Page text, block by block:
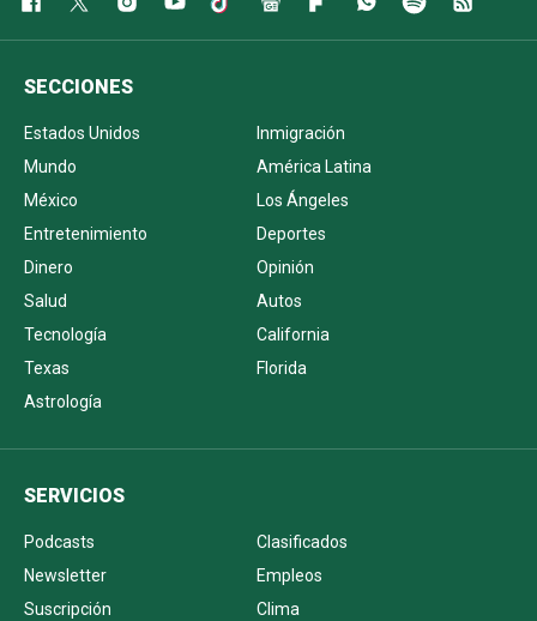
SECCIONES
Estados Unidos
Inmigración
Mundo
América Latina
México
Los Ángeles
Entretenimiento
Deportes
Dinero
Opinión
Salud
Autos
Tecnología
California
Texas
Florida
Astrología
SERVICIOS
Podcasts
Clasificados
Newsletter
Empleos
Suscripción
Clima